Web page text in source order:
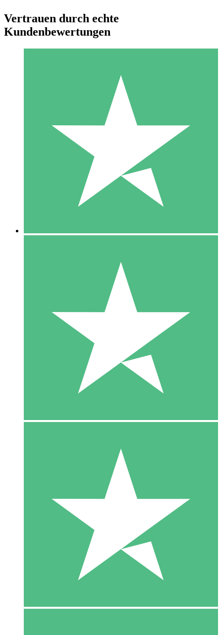
Individuelle Credit-Pakete
Zahlen Sie nach Bedarf mit Download-Credits. Keine
monatliche Verpflichtung erforderlich.
10 00
10 Downloads
20 00
Vertrauen durch echte
Kundenbewertungen